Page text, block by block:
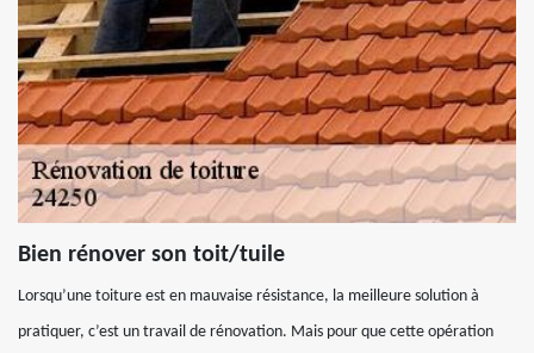
Bien rénover son toit/tuile
Lorsqu’une toiture est en mauvaise résistance, la meilleure solution à
pratiquer, c’est un travail de rénovation. Mais pour que cette opération